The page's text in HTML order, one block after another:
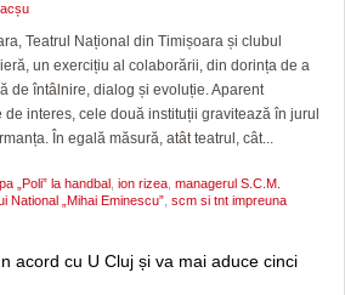
Teatrul Național din Timișoara și clubul
un exercițiu al colaborării, din dorința de a
de întâlnire, dialog și evoluție. Aparent
interes, cele două instituții gravitează în jurul
În egală măsură, atât teatrul, cât...
„Poli” la handbal ion rizea managerul S.C.M.
National „Mihai Eminescu” scm si tnt impreuna
acord cu U Cluj și va mai aduce cinci